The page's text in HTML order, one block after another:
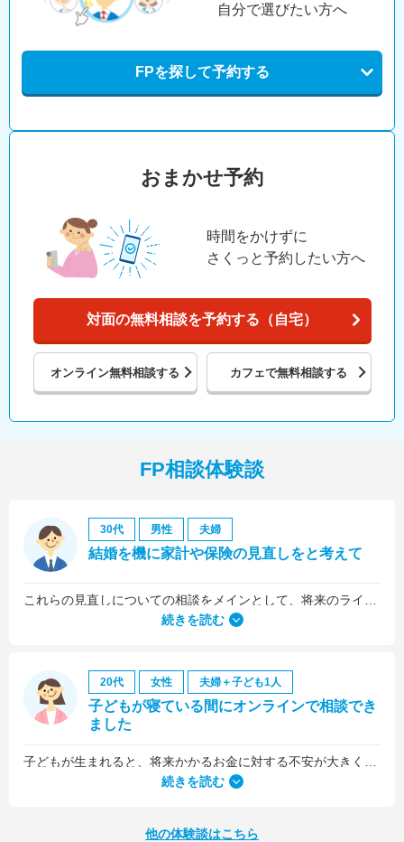
自分で選びたい方へ
FPを探して予約する
おまかせ予約
時間をかけずに
さくっと予約したい方へ
対面の無料相談を予約する（自宅）
オンライン無料相談する カフェで無料相談する
FP相談体験談
30代 男性 夫婦
結婚を機に家計や保険の見直しをと考えて
続きを読む
20代 女性 夫婦＋子ども1人
子どもが寝ている間にオンラインで相談でき
ました
何より、とても親身になって対応してくださって大満足。うちと同じように子どもの将来のお金のことで悩んでいる友人にも教えました。
続きを読む
他の体験談はこちら